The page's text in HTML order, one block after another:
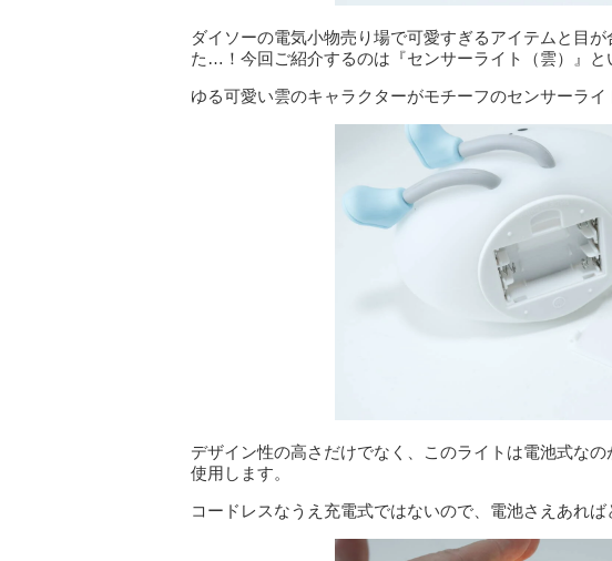
ダイソーの電気小物売り場で可愛すぎるアイテムと目
た…！今回ご紹介するのは『センサーライト（雲）』と
ゆる可愛い雲のキャラクターがモチーフのセンサーライ
デザイン性の高さだけでなく、このライトは電池式な
使用します。
コードレスなうえ充電式ではないので、電池さえあれば